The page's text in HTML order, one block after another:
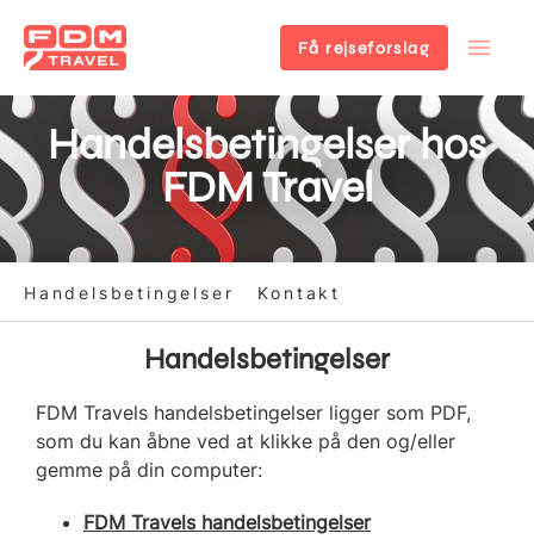
Gå
til
hovedindhold
Få rejseforslag
Handelsbetingelser hos
FDM Travel
Handelsbetingelser Kontakt
Handelsbetingelser
FDM Travels handelsbetingelser ligger som PDF,
som du kan åbne ved at klikke på den og/eller
gemme på din computer:
FDM Travels handelsbetingelser